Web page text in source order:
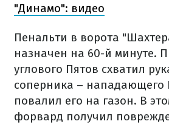
"Динамо": видео
Пенальти в ворота
назначен на 60-й минуте.
углового Пятов схватил
соперника – нападающего
повалил его на газон. В
форвард получил